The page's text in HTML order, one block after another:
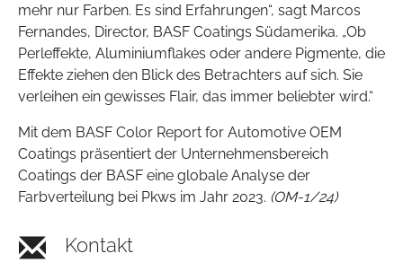
mehr nur Farben. Es sind Erfahrungen“, sagt Marcos
Fernandes, Director, BASF Coatings Südamerika. „Ob
Perleffekte, Aluminiumflakes oder andere Pigmente, die
Effekte ziehen den Blick des Betrachters auf sich. Sie
verleihen ein gewisses Flair, das immer beliebter wird.“
Mit dem BASF Color Report for Automotive OEM
Coatings präsentiert der Unternehmensbereich
Coatings der BASF eine globale Analyse der
Farbverteilung bei Pkws im Jahr 2023. (OM-1/24)
Kontakt